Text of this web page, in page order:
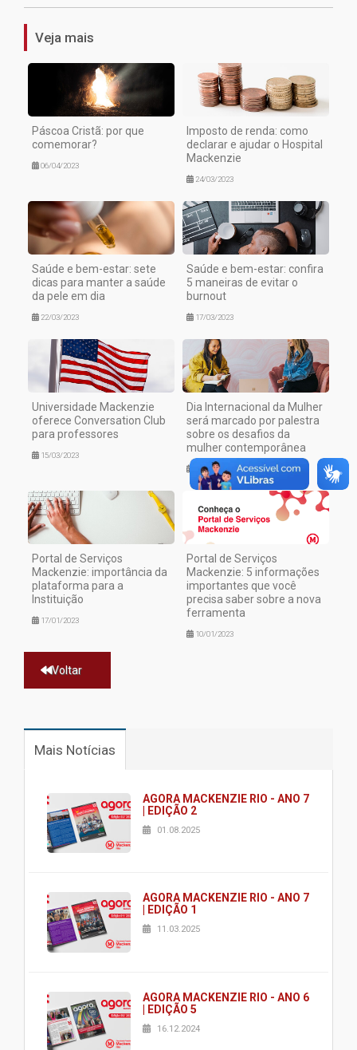
Veja mais
Páscoa Cristã: por que
comemorar?
06/04/2023
Imposto de renda: como
declarar e ajudar o Hospital
Mackenzie
24/03/2023
Saúde e bem-estar: sete
dicas para manter a saúde
da pele em dia
22/03/2023
Saúde e bem-estar: confira
5 maneiras de evitar o
burnout
17/03/2023
Universidade Mackenzie
oferece Conversation Club
para professores
15/03/2023
Dia Internacional da Mulher
será marcado por palestra
sobre os desafios da
mulher contemporânea
06/03/2023
Portal de Serviços
Mackenzie: importância da
plataforma para a
Instituição
17/01/2023
Portal de Serviços
Mackenzie: 5 informações
importantes que você
precisa saber sobre a nova
ferramenta
10/01/2023
Voltar
Mais Notícias
AGORA MACKENZIE RIO - ANO 7
| EDIÇÃO 2
01.08.2025
AGORA MACKENZIE RIO - ANO 7
| EDIÇÃO 1
11.03.2025
AGORA MACKENZIE RIO - ANO 6
| EDIÇÃO 5
16.12.2024